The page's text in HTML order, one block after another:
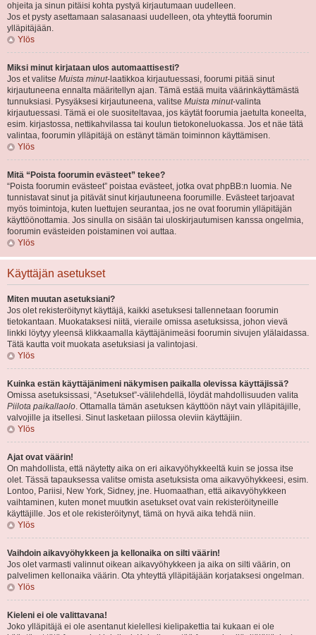
ohjeita ja sinun pitäisi kohta pystyä kirjautumaan uudelleen.
Jos et pysty asettamaan salasanaasi uudelleen, ota yhteyttä foorumin
ylläpitäjään.
Ylös
Miksi minut kirjataan ulos automaattisesti?
Jos et valitse Muista minut-laatikkoa kirjautuessasi, foorumi pitää sinut
kirjautuneena ennalta määritellyn ajan. Tämä estää muita väärinkäyttämästä
tunnuksiasi. Pysyäksesi kirjautuneena, valitse Muista minut-valinta
kirjautuessasi. Tämä ei ole suositeltavaa, jos käytät foorumia jaetulta koneelta,
esim. kirjastossa, nettikahvilassa tai koulun tietokoneluokassa. Jos et näe tätä
valintaa, foorumin ylläpitäjä on estänyt tämän toiminnon käyttämisen.
Ylös
Mitä “Poista foorumin evästeet” tekee?
“Poista foorumin evästeet” poistaa evästeet, jotka ovat phpBB:n luomia. Ne
tunnistavat sinut ja pitävät sinut kirjautuneena foorumille. Evästeet tarjoavat
myös toimintoja, kuten luettujen seurantaa, jos ne ovat foorumin ylläpitäjän
käyttöönottamia. Jos sinulla on sisään tai uloskirjautumisen kanssa ongelmia,
foorumin evästeiden poistaminen voi auttaa.
Ylös
Käyttäjän asetukset
Miten muutan asetuksiani?
Jos olet rekisteröitynyt käyttäjä, kaikki asetuksesi tallennetaan foorumin
tietokantaan. Muokataksesi niitä, vieraile omissa asetuksissa, johon vievä
linkki löytyy yleensä klikkaamalla käyttäjänimeäsi foorumin sivujen ylälaidassa.
Tätä kautta voit muokata asetuksiasi ja valintojasi.
Ylös
Kuinka estän käyttäjänimeni näkymisen paikalla olevissa käyttäjissä?
Omissa asetuksissasi, “Asetukset”-välilehdellä, löydät mahdollisuuden valita
Piilota paikallaolo. Ottamalla tämän asetuksen käyttöön näyt vain ylläpitäjille,
valvojille ja itsellesi. Sinut lasketaan piilossa oleviin käyttäjiin.
Ylös
Ajat ovat väärin!
On mahdollista, että näytetty aika on eri aikavyöhykkeeltä kuin se jossa itse
olet. Tässä tapauksessa valitse omista asetuksista oma aikavyöhykkeesi, esim.
Lontoo, Pariisi, New York, Sidney, jne. Huomaathan, että aikavyöhykkeen
vaihtaminen, kuten monet muutkin asetukset ovat vain rekisteröityneille
käyttäjille. Jos et ole rekisteröitynyt, tämä on hyvä aika tehdä niin.
Ylös
Vaihdoin aikavyöhykkeen ja kellonaika on silti väärin!
Jos olet varmasti valinnut oikean aikavyöhykkeen ja aika on silti väärin, on
palvelimen kellonaika väärin. Ota yhteyttä ylläpitäjään korjataksesi ongelman.
Ylös
Kieleni ei ole valittavana!
Joko ylläpitäjä ei ole asentanut kielellesi kielipakettia tai kukaan ei ole